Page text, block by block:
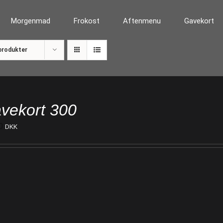
Morgenmad Frokost Aftenmenu Gavekort
300
DKK